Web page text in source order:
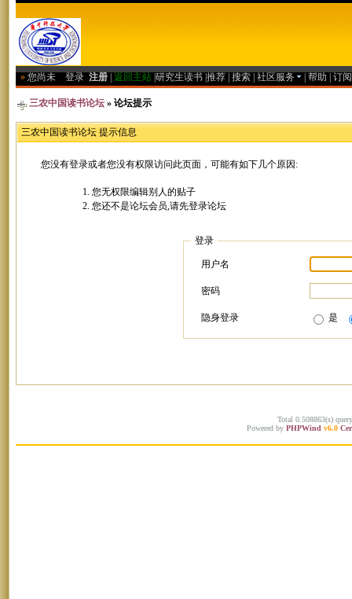
» 您尚未 登录 注册 返回主站 研究生读书 推荐 搜索 社区服务 帮助 订
三农中国读书论坛 » 论坛提示
三农中国读书论坛 提示信息
您没有登录或者您没有权限访问此页面，可能有如下几个原因:
您无权限编辑别人的贴子
您还不是论坛会员,请先登录论坛
登录
用户名
密码
隐身登录 是
Total 0.508863(s)
Powered by PHPWind v6.0